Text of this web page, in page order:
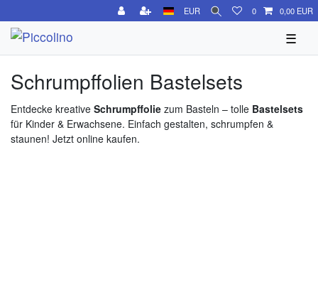
EUR 0 0,00 EUR
☰
Schrumpffolien Bastelsets
Entdecke kreative Schrumpffolie zum Basteln – tolle Bastelsets
für Kinder & Erwachsene. Einfach gestalten, schrumpfen &
staunen! Jetzt online kaufen.